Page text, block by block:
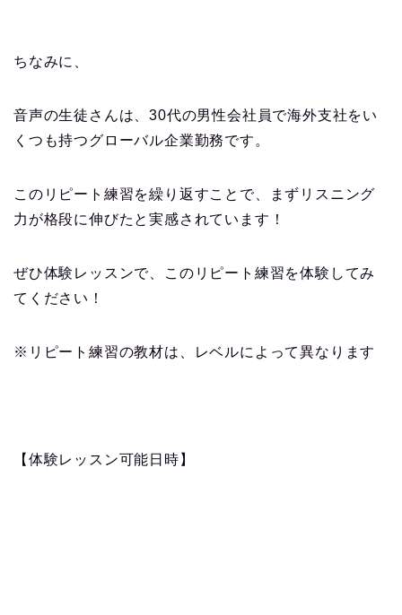
ちなみに、
音声の生徒さんは、30代の男性会社員で海外支社をい
くつも持つグローバル企業勤務です。
このリピート練習を繰り返すことで、まずリスニング
力が格段に伸びたと実感されています！
ぜひ体験レッスンで、このリピート練習を体験してみ
てください！
※リピート練習の教材は、レベルによって異なります
【体験レッスン可能日時】